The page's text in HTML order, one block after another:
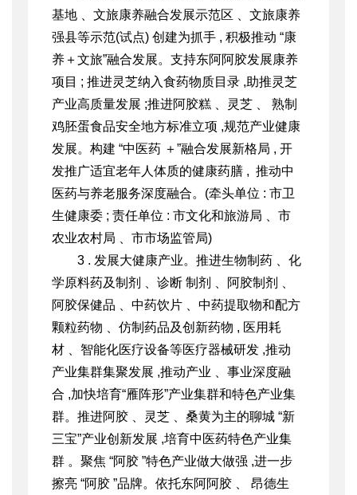
基地 、文旅康养融合发展示范区 、文旅康养
强县等示范(试点) 创建为抓手 , 积极推动 “康
养＋文旅”融合发展。支持东阿阿胶发展康养
项目 ; 推进灵芝纳入食药物质目录 ,助推灵芝
产业高质量发展 ;推进阿胶糕 、灵芝 、 熟制
鸡胚蛋食品安全地方标准立项 ,规范产业健康
发展。构建 “中医药 ＋”融合发展新格局 , 开
发推广适宜老年人体质的健康药膳 , 推动中
医药与养老服务深度融合。(牵头单位 : 市卫
生健康委 ; 责任单位 : 市文化和旅游局 、市
农业农村局 、市市场监管局)
3 . 发展大健康产业。推进生物制药 、化
学原料药及制剂 、诊断 制剂 、阿胶制剂 、
阿胶保健品 、中药饮片 、中药提取物和配方
颗粒药物 、仿制药品及创新药物 , 医用耗
材 、智能化医疗设备等医疗器械研发 ,推动
产业集群集聚发展 ,推动产业 、事业深度融
合 ,加快培育“雁阵形”产业集群和特色产业集
群。推进阿胶 、灵芝 、桑黄为主的聊城 “新
三宝”产业创新发展 ,培育中医药特色产业集
群 。聚焦 “阿胶 ”特色产业做大做强 ,进一步
擦亮 “阿胶 ”品牌。依托东阿阿胶 、 昂德生